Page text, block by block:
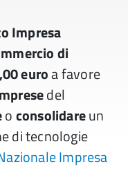
Impresa
di
euroa favore
del
oconsolidareun
di tecnologie
Impresa